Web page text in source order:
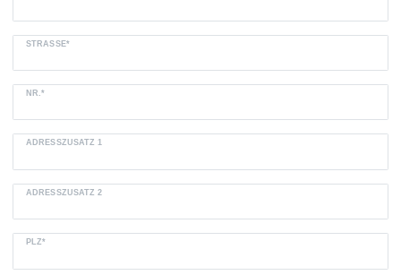
STRASSE*
NR.*
ADRESSZUSATZ 1
ADRESSZUSATZ 2
PLZ*